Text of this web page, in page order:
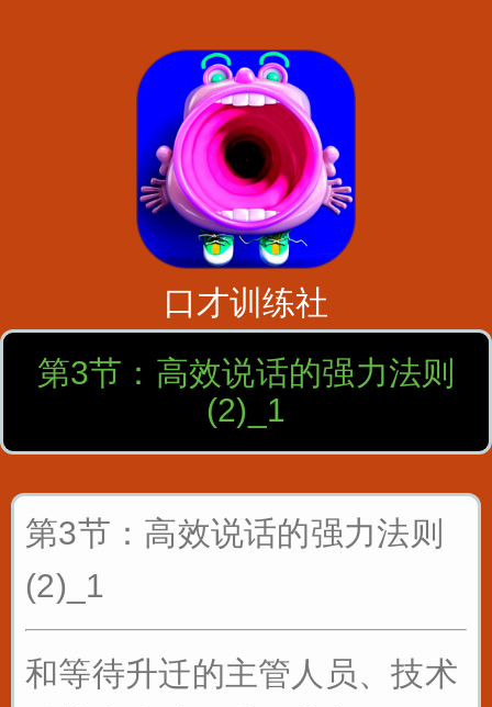
口才训练社
第3节：高效说话的强力法则
(2)_1
第3节：高效说话的强力法则
(2)_1
和等待升迁的主管人员、技术